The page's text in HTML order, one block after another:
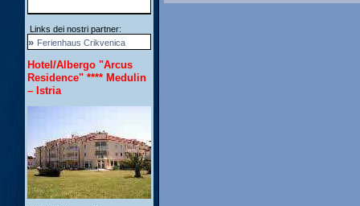
Links dei nostri partner:
» Ferienhaus Crikvenica
Hotel/Albergo "Arcus
Residence" **** Medulin
– Istria